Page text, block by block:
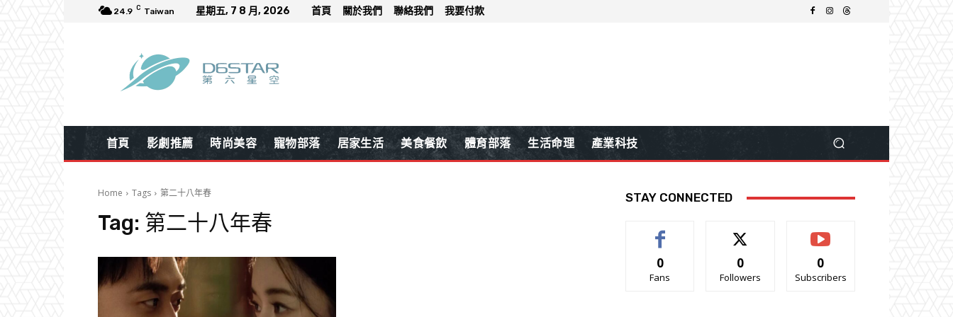
24.9 C Taiwan 星期五, 7 8 月, 2026 首頁 關於我們 聯絡我們 我要付款
首頁 影劇推薦 時尚美容 寵物部落 居家生活 美食餐飲 體育部落 生活命理 產業科技
Home Tags 第二十八年春
Tag: 第二十八年春
STAY CONNECTED
0
Fans
0
Followers
0
Subscribers